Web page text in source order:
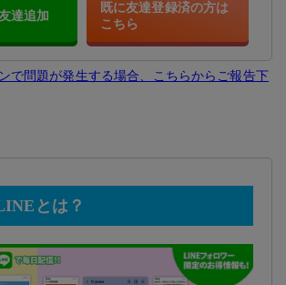
達追加
既に友達登録済の方は
こちら
で問題が発生する場合、こちらからご報告下
とは？